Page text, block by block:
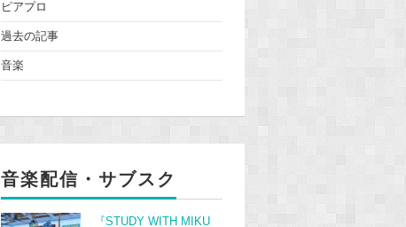
ピアプロ
過去の記事
音楽
音楽配信・サブスク
『STUDY WITH MIKU